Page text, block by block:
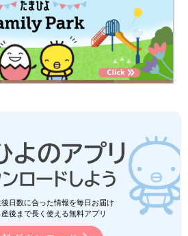
日数に合った情報を毎日お届け
後まで長く使える無料アプリ